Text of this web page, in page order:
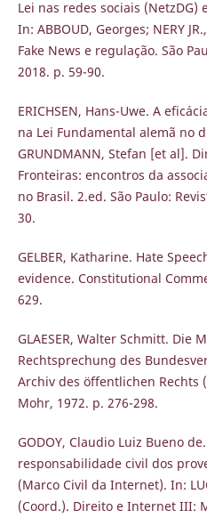
Lei nas redes sociais
In: ABBOUD, Georges; NERY
Fake News e regulação. São
2018. p. 59-90.
ERICHSEN, Hans-Uwe. A
na Lei Fundamental alemã no
GRUNDMANN, Stefan [et al].
Fronteiras: encontros da
no Brasil. 2.ed. São Paulo:
30.
GELBER, Katharine. Hate
evidence. Constitutional
629.
GLAESER, Walter Schmitt. Die
Rechtsprechung des
Archiv des öffentlichen Rechts
Mohr, 1972. p. 276-298.
GODOY, Claudio Luiz Bueno
responsabilidade civil dos
(Marco Civil da Internet). In:
(Coord.). Direito e Internet III: